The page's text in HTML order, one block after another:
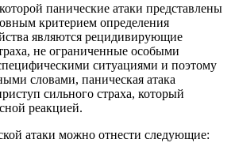
панические атаки представлены
критерием определения
являются рецидивирующие
не ограниченные особыми
ситуациями и поэтому
словами, паническая атака
сильного страха, который
реакцией.
атаки можно отнести следующие: